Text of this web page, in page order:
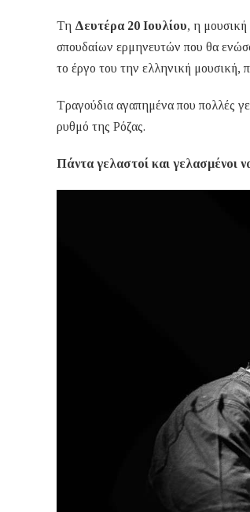
Τη Δευτέρα 20 Ιουλίου, η
σπουδαίων ερμηνευτών που θα
το έργο του την ελληνική μουσική,
Τραγούδια αγαπημένα που πολλές
ρυθμό της Ρόζας.
Πάντα γελαστοί και γελασμένοι